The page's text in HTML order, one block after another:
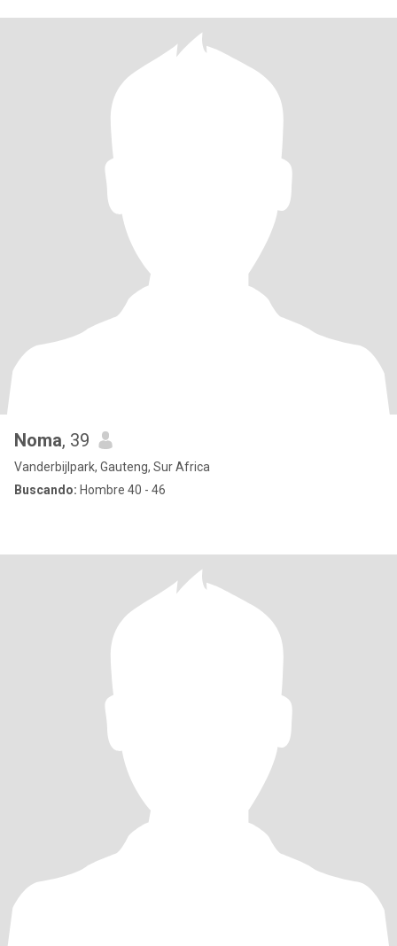
Noma, 39
Vanderbijlpark, Gauteng, Sur Africa
Buscando: Hombre 40 - 46